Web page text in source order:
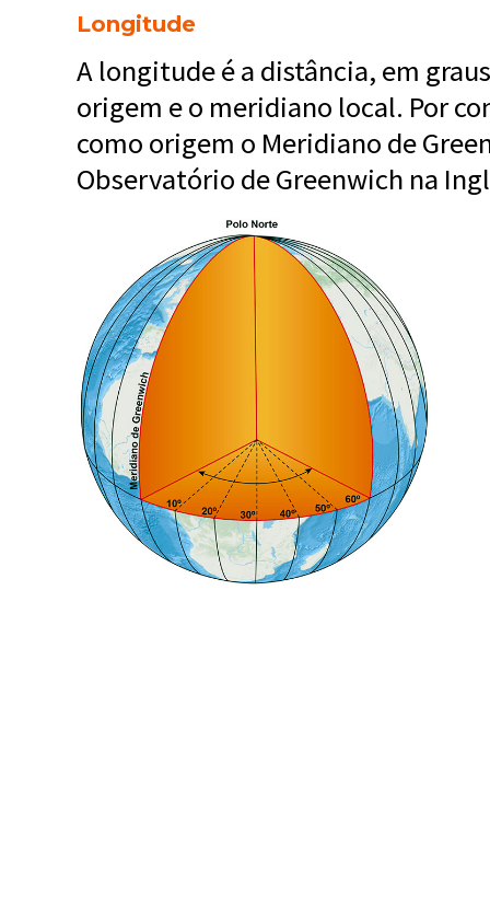
Longitude
A longitude é a distância, em
origem e o meridiano local. Por
como origem o Meridiano de
Observatório de Greenwich na